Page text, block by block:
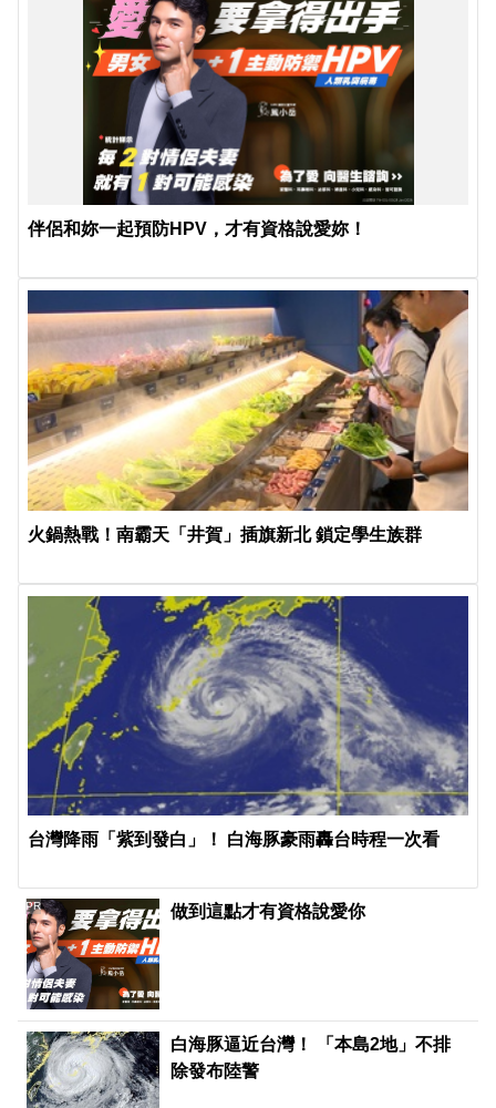
伴侶和妳一起預防HPV，才有資格說愛妳！
火鍋熱戰！南霸天「井賀」插旗新北 鎖定學生族群
台灣降雨「紫到發白」！ 白海豚豪雨轟台時程一次看
做到這點才有資格說愛你
PR
白海豚逼近台灣！ 「本島2地」不排
除發布陸警